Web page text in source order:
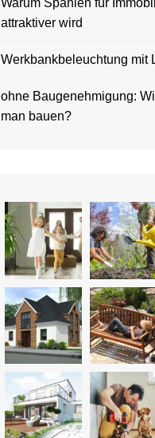
Warum Spanien für
attraktiver wird
Werkbankbeleuchtung mit
ohne Baugenehmigung:
man bauen?